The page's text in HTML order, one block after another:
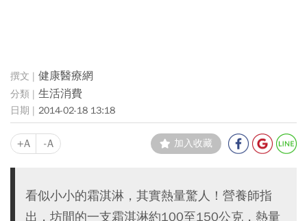
健康醫療網
生活消費
2014-02-18 13:18
+A -A 加入收藏
看似小小的霜淇淋，其實熱量驚人！營養師指
出，坊間的一支霜淇淋約100至150公克，熱量